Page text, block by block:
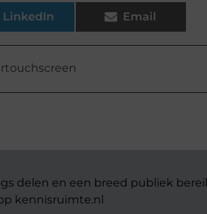
LinkedIn Email
delen en een breed publiek
kennisruimte.nl